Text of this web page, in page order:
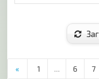
« 1 ... 6 7